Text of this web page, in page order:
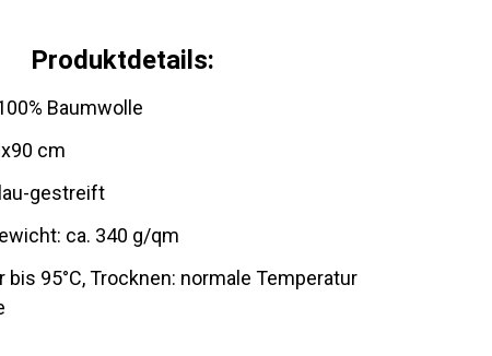
Produktdetails:
Baumwolle
cm
gestreift
ca. 340 g/qm
bis 95°C, Trocknen: normale Temperatur